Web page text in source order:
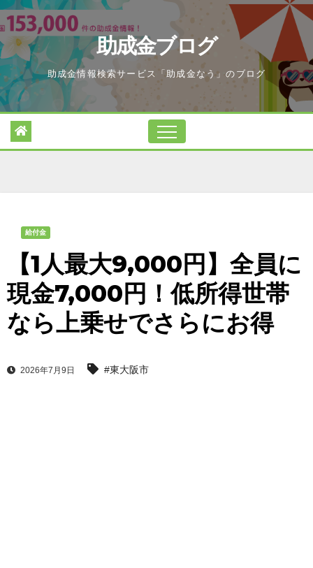
Skip
to
content
助成金ブログ
助成金情報検索サービス「助成金なう」のブログ
給付金
【1人最大9,000円】全員に
現金7,000円！低所得世帯
なら上乗せでさらにお得
2026年7月9日 #東大阪市